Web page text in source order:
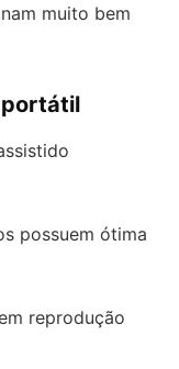
muito bem
portátil
possuem ótima
reprodução